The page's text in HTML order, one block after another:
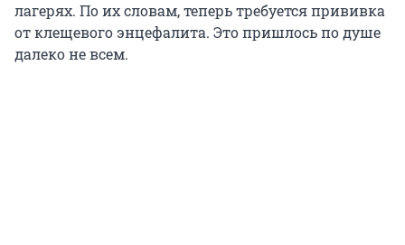
лагерях. По их словам, теперь требуется прививка
от клещевого энцефалита. Это пришлось по душе
далеко не всем.